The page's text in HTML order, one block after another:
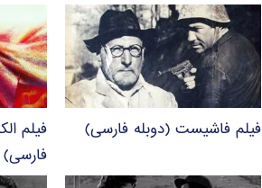
فیلم فاشیست (دوبله فارسی)
فیلم
فارسی)